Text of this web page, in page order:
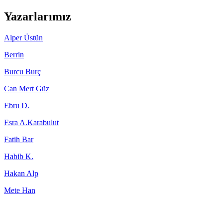
Yazarlarımız
Alper Üstün
Berrin
Burcu Burç
Can Mert Güz
Ebru D.
Esra A.Karabulut
Fatih Bar
Habib K.
Hakan Alp
Mete Han